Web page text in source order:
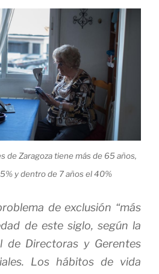
de Zaragoza tiene más de 65 años,
y dentro de 7 años el 40%
de exclusión “más
de este siglo, según la
de Directoras y Gerentes
Los hábitos de vida